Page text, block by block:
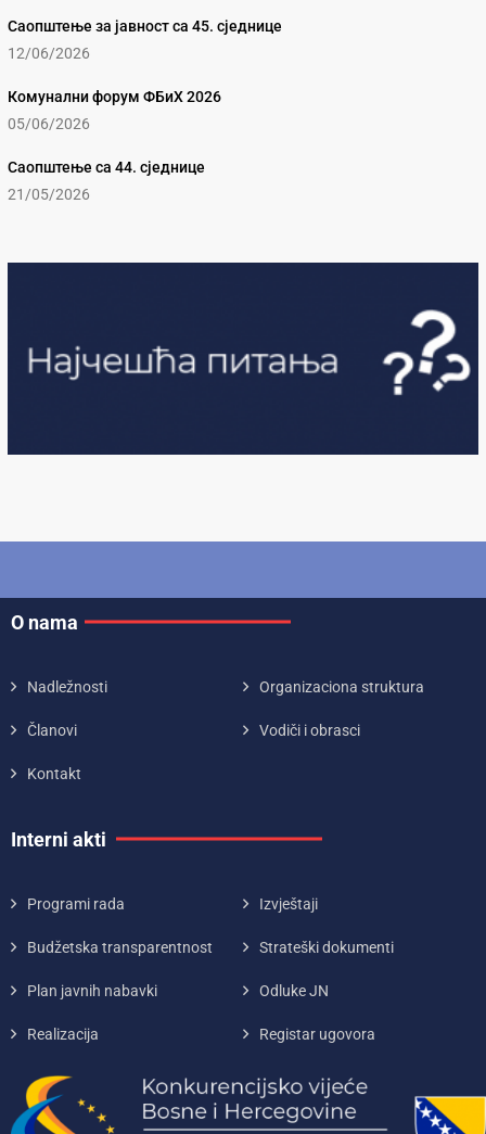
Саопштење за јавност са 45. сједнице
12/06/2026
Комунални форум ФБиХ 2026
05/06/2026
Саопштење са 44. сједнице
21/05/2026
O nama
Nadležnosti Organizaciona struktura
Članovi Vodiči i obrasci
Kontakt
Interni akti
Programi rada Izvještaji
Budžetska transparentnost Strateški dokumenti
Plan javnih nabavki Odluke JN
Realizacija Registar ugovora